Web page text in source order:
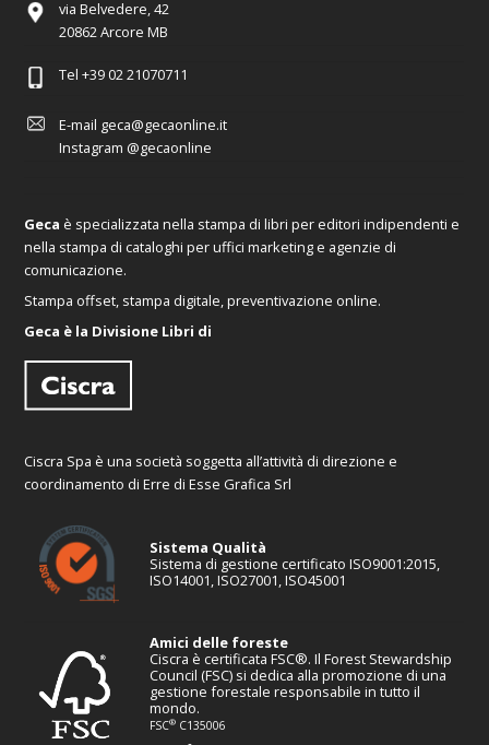
via Belvedere, 42
20862 Arcore MB
Tel +39 02 21070711
E-mail geca@gecaonline.it
Instagram @gecaonline
Geca è specializzata nella stampa di libri per editori indipendenti e
nella stampa di cataloghi per uffici marketing e agenzie di
comunicazione.
Stampa offset, stampa digitale, preventivazione online.
Geca è la Divisione Libri di
Ciscra Spa è una società soggetta all’attività di direzione e
coordinamento di Erre di Esse Grafica Srl
Sistema Qualità
Sistema di gestione certificato ISO9001:2015,
ISO14001, ISO27001, ISO45001
Amici delle foreste
Ciscra è certificata FSC®. Il Forest Stewardship
Council (FSC) si dedica alla promozione di una
gestione forestale responsabile in tutto il
mondo.
FSC® C135006